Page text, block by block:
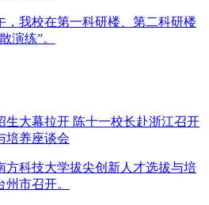
，我校在第一科研楼、第二科研楼
演练”。
生大幕拉开 陈十一校长赴浙江召开
培养座谈会
方科技大学拔尖创新人才选拔与培
市召开。